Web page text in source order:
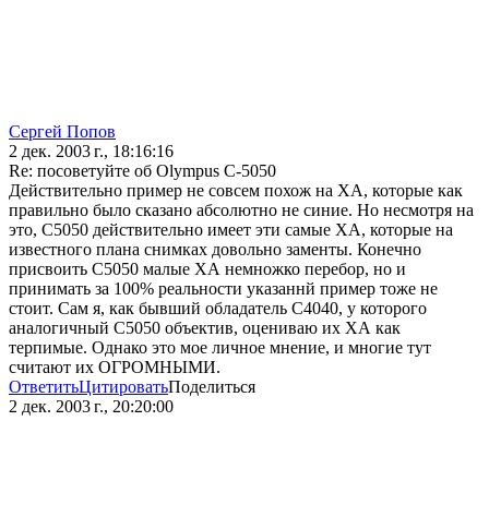
Сергей Попов
2 дек. 2003 г., 18:16:16
Re: посоветуйте об Olympus С-5050
Действительно пример не совсем похож на ХА, которые как
правильно было сказано абсолютно не синие. Но несмотря на
это, С5050 действительно имеет эти самые ХА, которые на
известного плана снимках довольно заменты. Конечно
присвоить С5050 малые ХА немножко перебор, но и
принимать за 100% реальности указаннй пример тоже не
стоит. Сам я, как бывший обладатель С4040, у которого
аналогичный С5050 объектив, оцениваю их ХА как
терпимые. Однако это мое личное мнение, и многие тут
считают их ОГРОМНЫМИ.
ОтветитьЦитироватьПоделиться
2 дек. 2003 г., 20:20:00